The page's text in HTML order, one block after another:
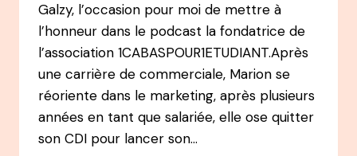
Galzy, l’occasion pour moi de mettre à
l’honneur dans le podcast la fondatrice de
l’association 1CABASPOUR1ETUDIANT.Après
une carrière de commerciale, Marion se
réoriente dans le marketing, après plusieurs
années en tant que salariée, elle ose quitter
son CDI pour lancer son…